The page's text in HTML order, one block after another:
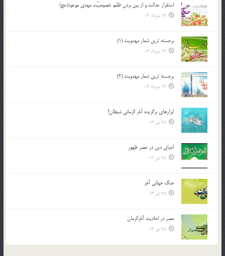
استقرار عدالت و از بين بردن ظلم، خصوصيّت مهدي موعود(عج)
13 مرداد 03
برجسته ترين شعار مهدويت (1)
13 مرداد 03
برجسته ترين شعار مهدويت (2)
13 مرداد 03
ابزارهاي برگزيده آخر الزماني شيطان!
28 تیر 03
احياي دين در عصر ظهور
28 تیر 03
جنگ جهاني آخر
28 تیر 03
مصر در احادیث آخرالزمان
28 تیر 03